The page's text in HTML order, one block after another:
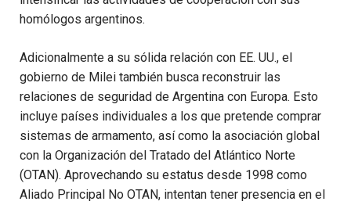
homólogos argentinos.
Adicionalmente a su sólida relación con EE. UU., el
gobierno de Milei también busca reconstruir las
relaciones de seguridad de Argentina con Europa. Esto
incluye países individuales a los que pretende comprar
sistemas de armamento, así como la asociación global
con la Organización del Tratado del Atlántico Norte
(OTAN). Aprovechando su estatus desde 1998 como
Aliado Principal No OTAN, intentan tener presencia en el